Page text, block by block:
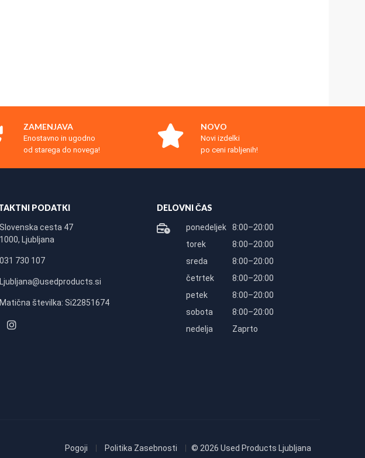
ZAMENJAVA
Enostavno in ugodno
od starega do novega!
NOVO
Novi izdelki
po ceni rabljenih!
PODATKI
Slovenska cesta 47
1000, Ljubljana
031 730 107
Ljubljana@usedproducts.si
Matična številka: Si22851674
DELOVNI ČAS
ponedeljek
8:00–20:00
torek
8:00–20:00
sreda
8:00–20:00
četrtek
8:00–20:00
petek
8:00–20:00
sobota
8:00–20:00
nedelja
Zaprto
Pogoji Politika Zasebnosti © 2026 Used Products Ljubljana